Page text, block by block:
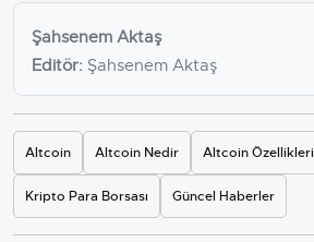
Şahsenem Aktaş
Editör: Şahsenem Aktaş
Altcoin Altcoin Nedir Altcoin Özellikleri
Kripto Para Borsası Güncel Haberler